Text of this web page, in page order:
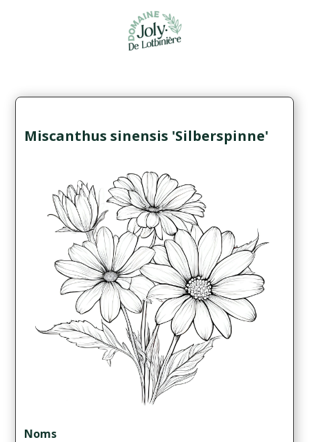
Miscanthus sinensis 'Silberspinne'
Noms